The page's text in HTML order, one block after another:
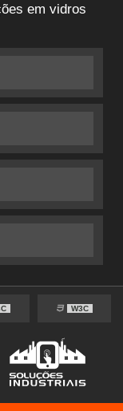
em vidros
W3C